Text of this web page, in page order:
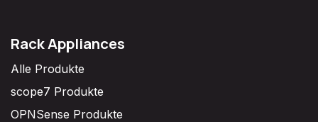
Rack Appliances
Alle Produkte
scope7 Produkte
OPNSense Produkte